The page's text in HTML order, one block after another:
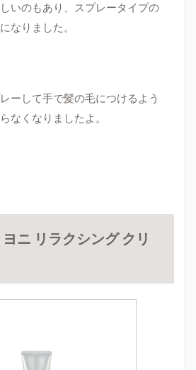
いのもあり、スプレータイプの
なりました。
ーして手で髪の毛につけるよう
なくなりましたよ。
ヨニ リラクシング クリ